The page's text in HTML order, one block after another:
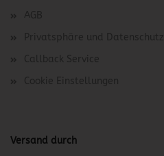
AGB
Privatsphäre und Datenschutz
Callback Service
Cookie Einstellungen
Versand durch